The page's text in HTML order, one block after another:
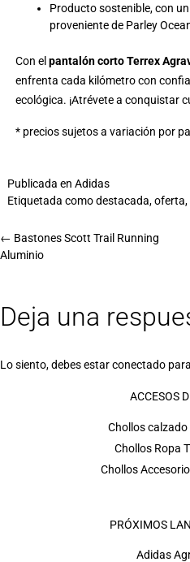
Producto sostenible, con
proveniente de Parley
Con el pantalón corto Terrex
enfrenta cada kilómetro con
ecológica. ¡Atrévete a conquistar
* precios sujetos a variación por
Publicada en Adidas
Etiquetada comodestacada,oferta,
← Bastones Scott Trail Running
Aluminio
Deja una
Lo siento, debes estarconectado
ACCESOS
Chollos calzado
Chollos Ropa
Chollos
PRÓXIMOS
Adidas